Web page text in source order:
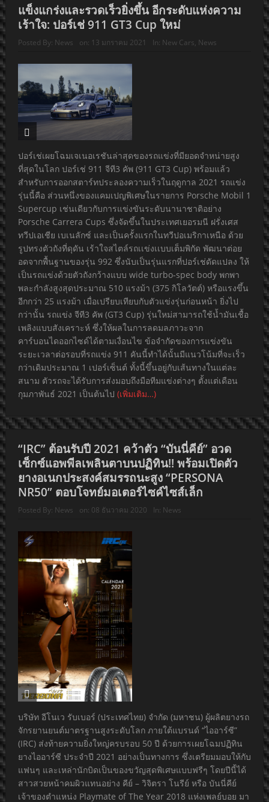
แข็งแกร่งและรวดเร็วยิ่งขึ้น อีกระดับแห่งความ
เร้าใจ: ปอร์เช่ 911 GT3 Cup ใหม่
Posted By: News on: 13 มกราคม 2021 In: New Cars, News
ปอร์เช่เผยโฉมเจเนอเรชันล่าสุดของรถแข่งที่มียอดจำหน่ายสูง
ที่สุดในโลก ปอร์เช่ 911 จีที3 คัพ (911 GT3 Cup) พร้อมแล้ว
สำหรับการออกสตาร์ทประลองความเร็วในฤดูกาล 2021 รถแข่ง
รุ่นนี้คือ ส่วนหนึ่งของแคมเปญพิเศษในรายการ Porsche Mobil 1
Supercup เช่นเดียวกับการแข่งขันระดับนานาชาติอย่าง
Porsche Carrera Cups ซึ่งจัดขึ้นในประเทศเยอรมนี ฝรั่งเศส
ทวีปเอเชีย เบเนลักซ์ และเป็นครั้งแรกในทวีปอเมริกาเหนือ ด้วย
รูปทรงตัวถังที่ดุดัน เร้าใจสไตล์รถเเข่งเเบบเต็มพิกัด พัฒนาต่อย
อดจากพื้นฐานของรุ่น 992 ซึ่งนับเป็นรุ่นแรกที่ปอร์เช่ดัดแปลง ให้
เป็นรถแข่งด้วยตัวถังกว้างแบบ wide turbo-spec body พกพา
พละกำลังสูงสุดประมาณ 510 แรงม้า (375 กิโลวัตต์) หรือแรงขึ้น
อีกกว่า 25 แรงม้า เมื่อเปรียบเทียบกับตัวแข่งรุ่นก่อนหน้า ยิ่งไป
กว่านั้น รถแข่ง จีที3 คัพ (GT3 Cup) รุ่นใหม่สามารถใช้น้ำมันเชื้อ
เพลิงแบบสังเคราะห์ ซึ่งให้ผลในการลดมลภาวะจาก
คาร์บอนไดออกไซด์ได้ตามเงื่อนไข ข้อจำกัดของการแข่งขัน
ระยะเวลาต่อรอบที่รถแข่ง 911 คันนี้ทำได้นั้นมีแนวโน้มที่จะเร็ว
กว่าเดิมประมาณ 1 เปอร์เซ็นต์ ทั้งนี้ขึ้นอยู่กับเส้นทางในแต่ละ
สนาม ตัวรถจะได้รับการส่งมอบถึงมือทีมแข่งต่างๆ ตั้งแต่เดือน
กุมภาพันธ์ 2021 เป็นต้นไป (เพิ่มเติม…)
“IRC” ต้อนรับปี 2021 คว้าตัว “บันนี่คีย์” อวด
เซ็กซ์แอพพีลเพลินตาบนปฏิทิน!! พร้อมเปิดตัว
ยางอเนกประสงค์สมรรถนะสูง “PERSONA
NR50” ตอบโจทย์มอเตอร์ไซค์ไซส์เล็ก
Posted By: News on: 08 ธันวาคม 2020 In: News
บริษัท อีโนเว รับเบอร์ (ประเทศไทย) จำกัด (มหาชน) ผู้ผลิตยางรถ
จักรยานยนต์มาตรฐานสูงระดับโลก ภายใต้แบรนด์ “ไออาร์ซี”
(IRC) ส่งท้ายความยิ่งใหญ่ครบรอบ 50 ปี ด้วยการเผยโฉมปฏิทิน
ยางไออาร์ซี ประจำปี 2021 อย่างเป็นทางการ ซึ่งเตรียมมอบให้กับ
แฟนๆ และเหล่านักบิดเป็นของขวัญสุดพิเศษแบบฟรีๆ โดยปีนี้ได้
สาวสวยหน้าคมผิวแทนอย่าง คีย์ – วิจิตรา โนรีย์ หรือ บันนี่คีย์
เจ้าของตำแหน่ง Playmate of The Year 2018 แห่งเพลย์บอย มา